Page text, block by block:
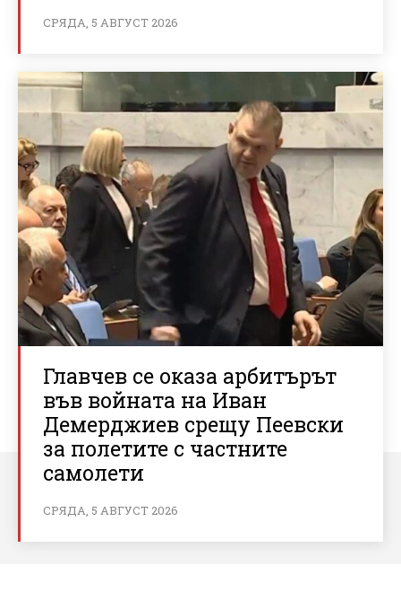
СРЯДА, 5 АВГУСТ 2026
Главчев се оказа арбитърът
във войната на Иван
Демерджиев срещу Пеевски
за полетите с частните
самолети
СРЯДА, 5 АВГУСТ 2026